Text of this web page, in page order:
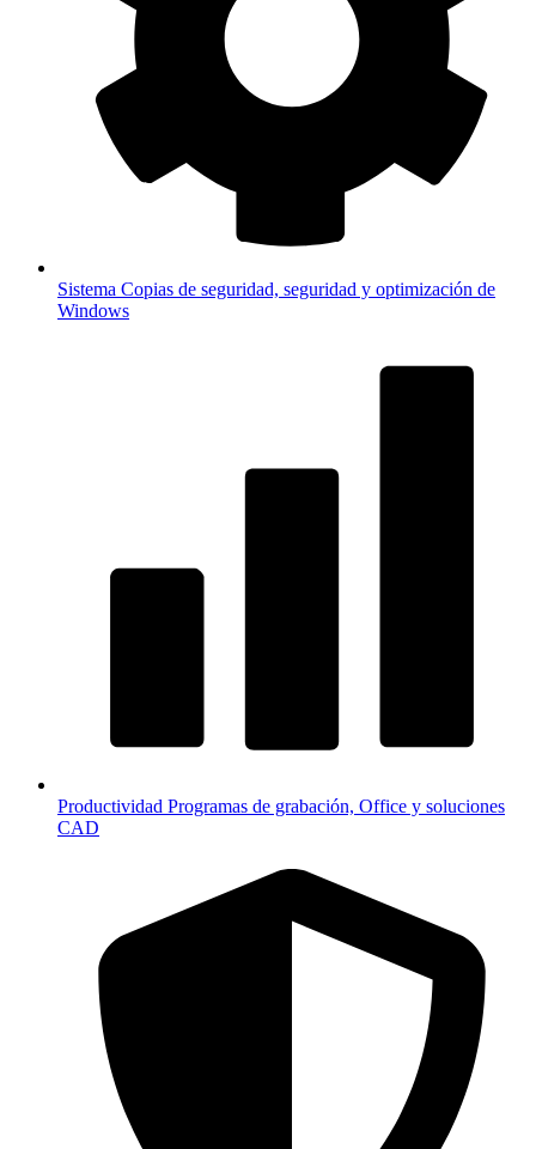
Sistema Copias de seguridad, seguridad y optimización de
Windows
Productividad Programas de grabación, Office y soluciones
CAD